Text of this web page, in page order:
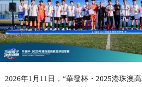
2026年1月11日，“華發杯・2025港珠澳